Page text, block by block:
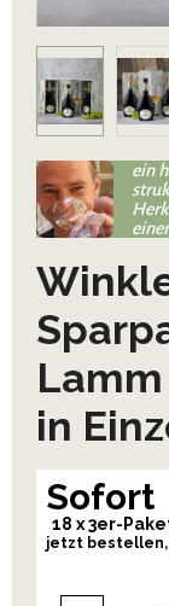
ein
Lamm
in
Sofort
18 x 3er-
jetzt bestellen,